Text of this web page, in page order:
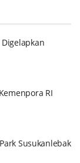
RI
Susukanlebak